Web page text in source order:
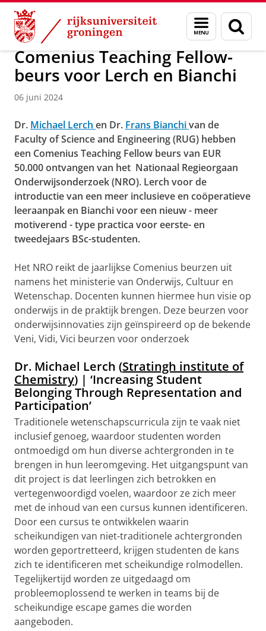
Skip
Content
Skip
Navigation
Menu
en
zoeken
Over ons Faculty of Science and Engineering Nieuws
Comenius Teaching Fellow-
beurs voor Lerch en Bianchi
06 juni 2024
Dr. Michael Lerch en Dr. Frans Bianchivan de
Faculty of Science and Engineering (RUG) hebben
een Comenius Teaching Fellow beurs van EUR
50.000 ontvangen van het Nationaal Regieorgaan
Onderwijsonderzoek (NRO). Lerch voor de
introductie van een meer inclusieve en coöperatieve
leeraanpak en Bianchi voor een nieuw - meer
motiverend - type practica voor eerste- en
tweedejaars BSc-studenten.
Het NRO reikt de jaarlijkse Comenius beurzen uit
namens het ministerie van Onderwijs, Cultuur en
Wetenschap. Docenten kunnen hiermee hun visie op
onderwijs in de praktijk brengen. Deze beurzen voor
onderwijsinnovaties zijn geïnspireerd op de bekende
Veni, Vidi, Vici beurzen voor onderzoek
Dr. Michael Lerch (Stratingh institute of
Chemistry) | ‘Increasing Student
Belonging Through Representation and
Participation’
Traditionele wetenschapscurricula zijn te vaak niet
inclusief genoeg, waardoor studenten worden
ontmoedigd om hun diverse achtergronden in te
brengen in hun leeromgeving. Het uitgangspunt van
dit project is dat leerlingen zich betrokken en
vertegenwoordigd voelen, waardoor ze zich meer
met de inhoud van een cursus kunnen identificeren.
Door een cursus te ontwikkelen waarin
scheikundigen van niet-traditionele achtergronden
worden geportretteerd, krijgen studenten de kans
zich te identificeren met scheikundige rolmodellen.
Tegelijkertijd worden ze uitgedaagd om
probleemoplossend te werken in teams bij de
scheikundige escape games die worden
aangeboden.